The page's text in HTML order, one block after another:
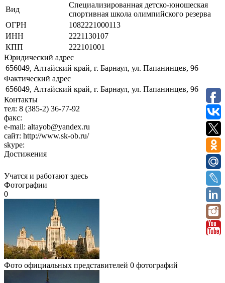
Вид
Специализированная детско-юношеская
спортивная школа олимпийского резерва
ОГРН
1082221000113
ИНН
2221130107
КПП
222101001
Юридический адрес
656049, Алтайский край, г. Барнаул, ул. Папанинцев, 96
Фактический адрес
656049, Алтайский край, г. Барнаул, ул. Папанинцев, 96
Контакты
тел: 8 (385-2) 36-77-92
факс:
e-mail: altayob@yandex.ru
сайт: http://www.sk-ob.ru/
skype:
Достижения
Учатся и работают здесь
Фотографии
0
Фото официальных представителей 0 фотографий